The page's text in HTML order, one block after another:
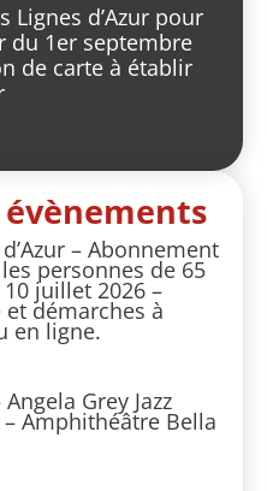
Lignes d’Azur pour
du 1er septembre
de carte à établir
– Abonnement
personnes de 65
juillet 2026 –
démarches à
en ligne.
Grey Jazz
Amphithéâtre Bella